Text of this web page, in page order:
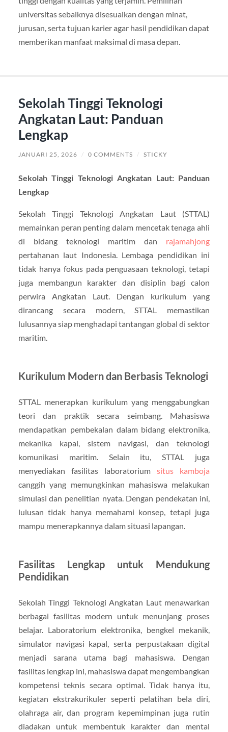
universitas sebaiknya disesuaikan dengan minat,
jurusan, serta tujuan karier agar hasil pendidikan dapat
memberikan manfaat maksimal di masa depan.
Sekolah Tinggi Teknologi
Angkatan Laut: Panduan
Lengkap
JANUARI 25, 2026 / 0 COMMENTS / STICKY
Sekolah Tinggi Teknologi Angkatan Laut: Panduan
Lengkap
Sekolah Tinggi Teknologi Angkatan Laut (STTAL)
memainkan peran penting dalam mencetak tenaga ahli
di bidang teknologi maritim dan rajamahjong
pertahanan laut Indonesia. Lembaga pendidikan ini
tidak hanya fokus pada penguasaan teknologi, tetapi
juga membangun karakter dan disiplin bagi calon
perwira Angkatan Laut. Dengan kurikulum yang
dirancang secara modern, STTAL memastikan
lulusannya siap menghadapi tantangan global di sektor
maritim.
Kurikulum Modern dan Berbasis Teknologi
STTAL menerapkan kurikulum yang menggabungkan
teori dan praktik secara seimbang. Mahasiswa
mendapatkan pembekalan dalam bidang elektronika,
mekanika kapal, sistem navigasi, dan teknologi
komunikasi maritim. Selain itu, STTAL juga
menyediakan fasilitas laboratoriumsitus kamboja
canggih yang memungkinkan mahasiswa melakukan
simulasi dan penelitian nyata. Dengan pendekatan ini,
lulusan tidak hanya memahami konsep, tetapi juga
mampu menerapkannya dalam situasi lapangan.
Fasilitas Lengkap untuk Mendukung
Pendidikan
Sekolah Tinggi Teknologi Angkatan Laut menawarkan
berbagai fasilitas modern untuk menunjang proses
belajar. Laboratorium elektronika, bengkel mekanik,
simulator navigasi kapal, serta perpustakaan digital
menjadi sarana utama bagi mahasiswa. Dengan
fasilitas lengkap ini, mahasiswa dapat mengembangkan
kompetensi teknis secara optimal. Tidak hanya itu,
kegiatan ekstrakurikuler seperti pelatihan bela diri,
olahraga air, dan program kepemimpinan juga rutin
diadakan untuk membentuk karakter dan mental